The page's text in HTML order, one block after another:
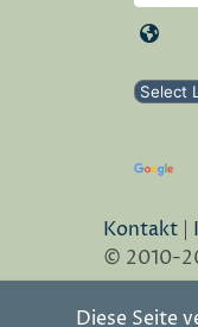
Kontakt|
© 2010-
Diese Seite